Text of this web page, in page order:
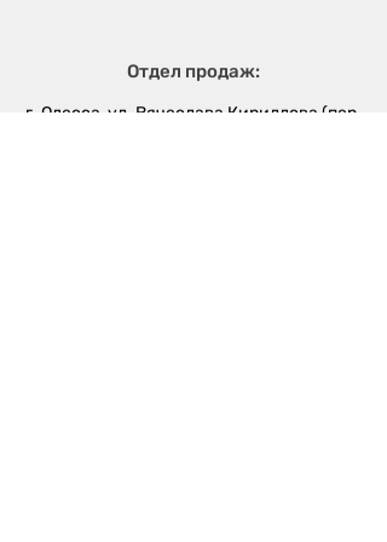
Отдел продаж:
г. Одесса, ул. Вячеслава Кириллова (пер.